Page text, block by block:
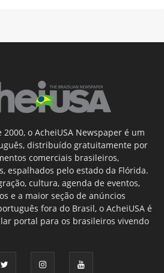
o AcheiUSA Newspaper é um
distribuído gratuitamente por
comerciais brasileiros,
espalhados pelo estado da Flórida.
cultura, agenda de eventos,
e a maior seção de anúncios
fora do Brasil, o AcheiUSA é
portal para os brasileiros vivendo